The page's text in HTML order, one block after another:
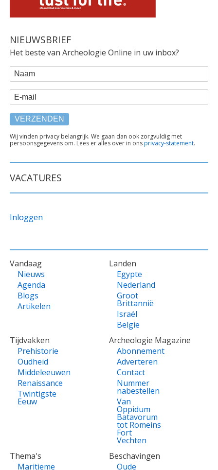
NIEUWSBRIEF
Het beste van Archeologie Online in uw inbox?
WEBFORM
Naam
E-mail
TEKST
ONDER
Wij vinden privacy belangrijk. We gaan dan ook zorgvuldig met
persoonsgegevens om. Lees er alles over in onsprivacy-statement.
VACATURES
Inloggen
VOET
Vandaag
Nieuws
Agenda
Blogs
Artikelen
Landen
Egypte
Nederland
Groot
Brittannië
Israël
België
Tijdvakken
Prehistorie
Oudheid
Middeleeuwen
Renaissance
Twintigste
Eeuw
Archeologie Magazine
Abonnement
Adverteren
Contact
Nummer
nabestellen
Van
Oppidum
Batavorum
tot Romeins
Fort
Vechten
Thema's
Maritieme
Beschavingen
Oude